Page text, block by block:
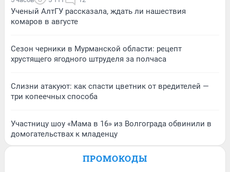
Ученый АлтГУ рассказала, ждать ли нашествия
комаров в августе
Сезон черники в Мурманской области: рецепт
хрустящего ягодного штруделя за полчаса
Слизни атакуют: как спасти цветник от вредителей —
три копеечных способа
Участницу шоу «Мама в 16» из Волгограда обвинили в
домогательствах к младенцу
ПРОМОКОДЫ